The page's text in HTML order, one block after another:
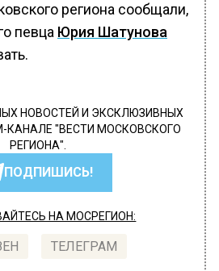
региона сообщали,
певца Юрия Шатунова
НОВОСТЕЙ И ЭКСКЛЮЗИВНЫХ
КАНАЛЕ "ВЕСТИ МОСКОВСКОГО
РЕГИОНА".
ПОДПИШИСЬ!
НА МОСРЕГИОН:
ТЕЛЕГРАМ